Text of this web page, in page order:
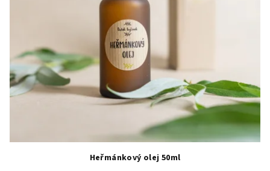
Heřmánkový olej 50ml